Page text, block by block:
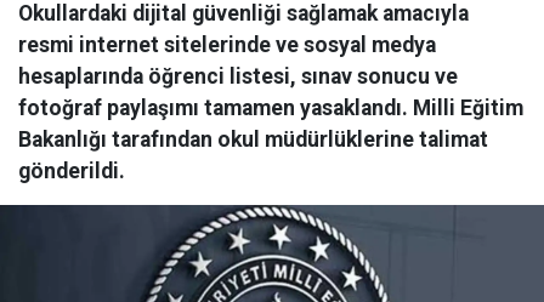
Okullardaki dijital güvenliği sağlamak amacıyla
resmi internet sitelerinde ve sosyal medya
hesaplarında öğrenci listesi, sınav sonucu ve
fotoğraf paylaşımı tamamen yasaklandı. Milli Eğitim
Bakanlığı tarafından okul müdürlüklerine talimat
gönderildi.